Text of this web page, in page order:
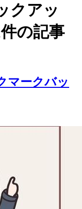
クアッ
の記事
マークバッ